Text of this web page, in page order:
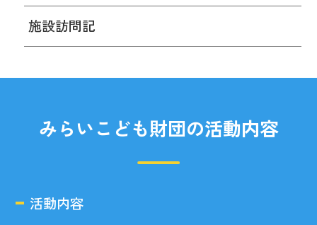
施設訪問記
みらいこども財団の活動内容
活動内容